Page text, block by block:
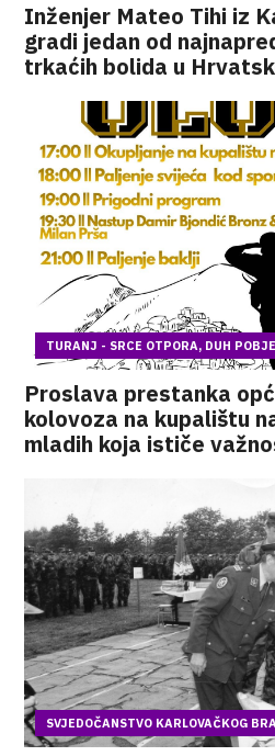
Inženjer Mateo Tihi iz
gradi jedan od
trkaćih bolida u
TURANJ - SRCE OTPORA, DUH
Proslava prestanka
kolovoza na kupalištu
mladih koja ističe
SVJEDOČANSTVO KARLOVAČKOG